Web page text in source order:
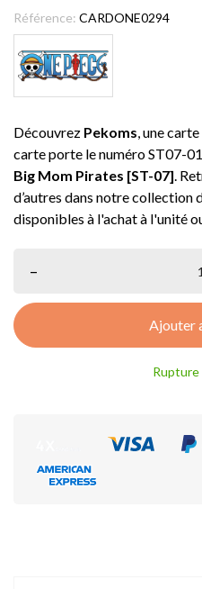
Référence: CARDONE0294
Découvrez Pekoms, une
carte porte le numéro ST07-
Big Mom Pirates [ST-07].
d’autres dans notre collection
disponibles à l'achat à l'unité
–
Ajouter